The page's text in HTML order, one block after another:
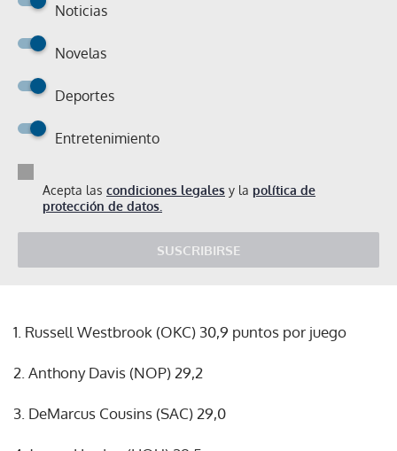
Noticias
Novelas
Deportes
Entretenimiento
Acepta las condiciones legales y la política de
protección de datos.
SUSCRIBIRSE
1. Russell Westbrook (OKC) 30,9 puntos por juego
2. Anthony Davis (NOP) 29,2
3. DeMarcus Cousins (SAC) 29,0